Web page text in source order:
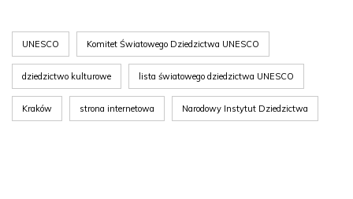
UNESCO Komitet Światowego Dziedzictwa UNESCO
dziedzictwo kulturowe lista światowego dziedzictwa UNESCO
Kraków strona internetowa Narodowy Instytut Dziedzictwa